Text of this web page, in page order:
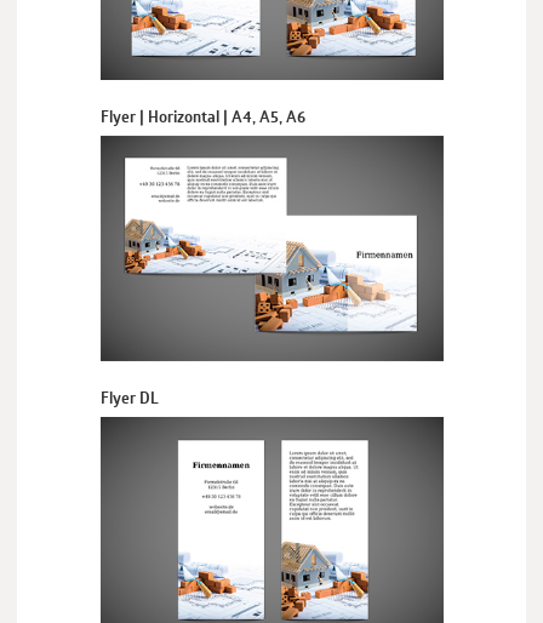
Flyer | Horizontal | A4, A5, A6
Flyer DL